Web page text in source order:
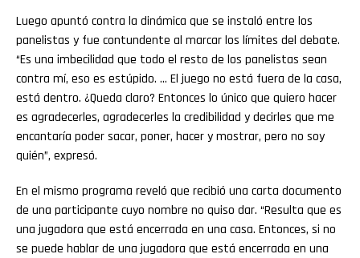
Luego apuntó contra la dinámica que se instaló entre los
panelistas y fue contundente al marcar los límites del debate.
“Es una imbecilidad que todo el resto de los panelistas sean
contra mí, eso es estúpido. … El juego no está fuera de la casa,
está dentro. ¿Queda claro? Entonces lo único que quiero hacer
es agradecerles, agradecerles la credibilidad y decirles que me
encantaría poder sacar, poner, hacer y mostrar, pero no soy
quién”, expresó.
En el mismo programa reveló que recibió una carta documento
de una participante cuyo nombre no quiso dar. “Resulta que es
una jugadora que está encerrada en una casa. Entonces, si no
se puede hablar de una jugadora que está encerrada en una